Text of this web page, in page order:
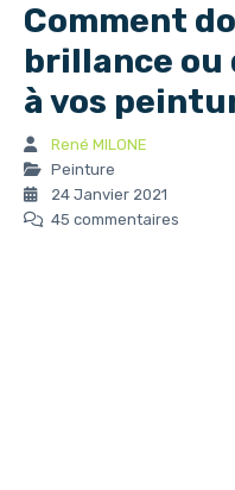
Comment
brillance ou
à vos
René MILONE
Peinture
24 Janvier 2021
45 commentaires